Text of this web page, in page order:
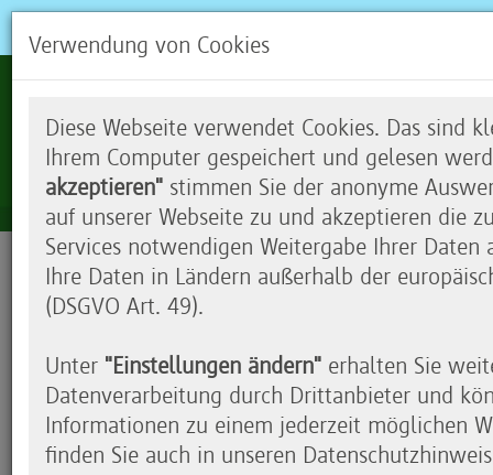
Previous
Verwendung von Cookies
Diese Webseite verwendet Cookies. Das sind
Ihrem Computer gespeichert und gelesen
akzeptieren" stimmen Sie der anonyme
auf unserer Webseite zu und akzeptieren die
Services notwendigen Weitergabe Ihrer
Ihre Daten in Ländern außerhalb der
(DSGVO Art. 49).
Unter "Einstellungen ändern" erhalten Sie
Datenverarbeitung durch Drittanbieter und
Informationen zu einem jederzeit möglichen
finden Sie auch in unseren